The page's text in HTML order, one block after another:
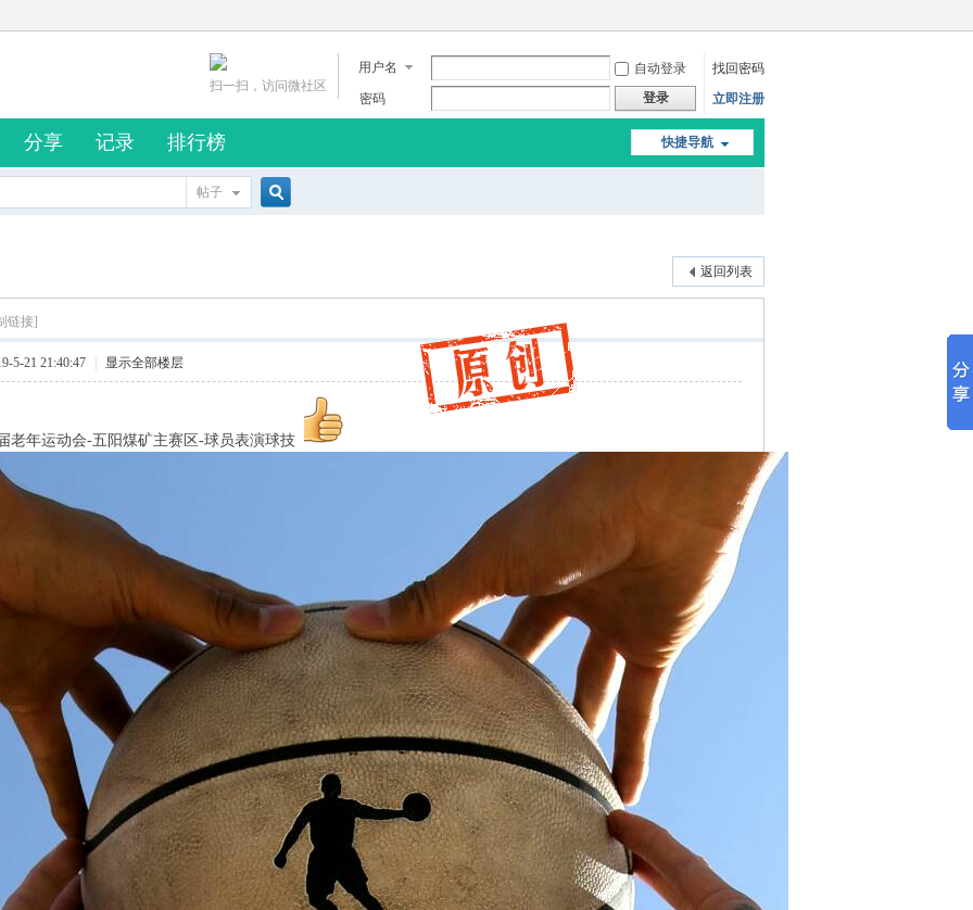
用户名 自动登录
找回密码
密码
登录 立即注册
扫一扫，访问微社区
快捷导航
分享 记录 排行榜
帖子
返回列表
链接]
5-21 21:40:47 显示全部楼层
老年运动会-五阳煤矿主赛区-球员表演球技